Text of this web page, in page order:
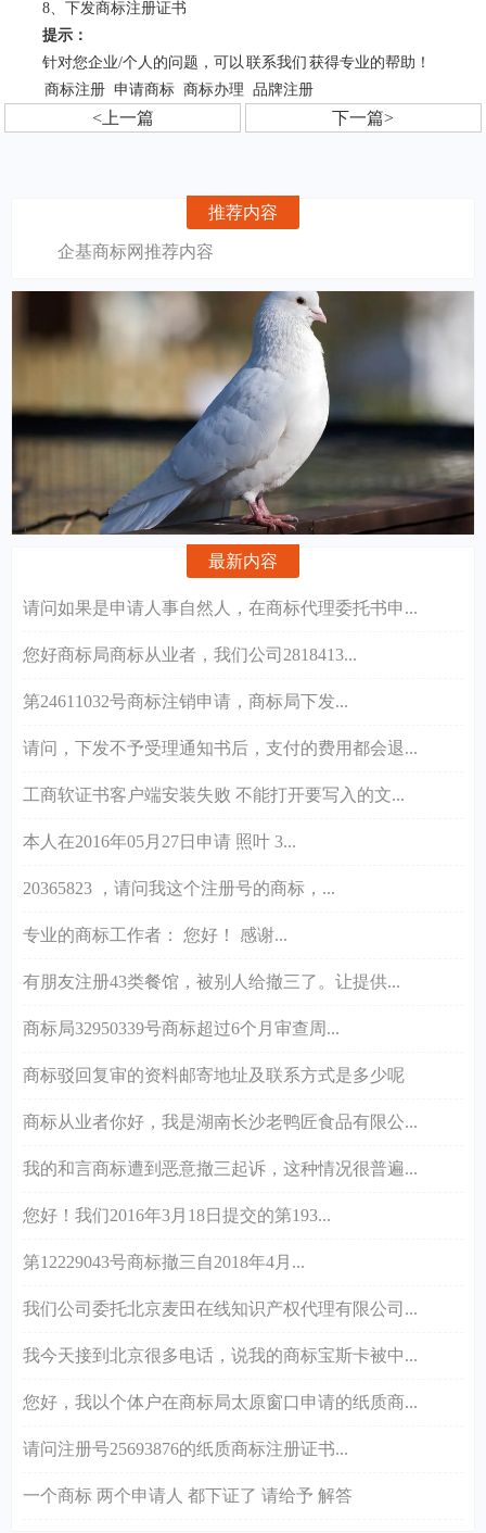
8、下发商标注册证书
提示：
针对您企业/个人的问题，可以 联系我们 获得专业的帮助！
商标注册 申请商标 商标办理 品牌注册
<上一篇 下一篇>
推荐内容
企基商标网推荐内容
最新内容
请问如果是申请人事自然人，在商标代理委托书申...
您好商标局商标从业者，我们公司2818413...
第24611032号商标注销申请，商标局下发...
请问，下发不予受理通知书后，支付的费用都会退...
工商软证书客户端安装失败 不能打开要写入的文...
本人在2016年05月27日申请 照叶 3...
20365823 ，请问我这个注册号的商标，...
专业的商标工作者： 您好！ 感谢...
有朋友注册43类餐馆，被别人给撤三了。让提供...
商标局32950339号商标超过6个月审查周...
商标驳回复审的资料邮寄地址及联系方式是多少呢
商标从业者你好，我是湖南长沙老鸭匠食品有限公...
我的和言商标遭到恶意撤三起诉，这种情况很普遍...
您好！我们2016年3月18日提交的第193...
第12229043号商标撤三自2018年4月...
我们公司委托北京麦田在线知识产权代理有限公司...
我今天接到北京很多电话，说我的商标宝斯卡被中...
您好，我以个体户在商标局太原窗口申请的纸质商...
请问注册号25693876的纸质商标注册证书...
一个商标 两个申请人 都下证了 请给予 解答